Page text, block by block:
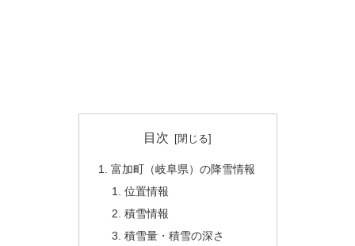
目次
富加町（岐阜県）の降雪情報
位置情報
積雪情報
積雪量・積雪の深さ